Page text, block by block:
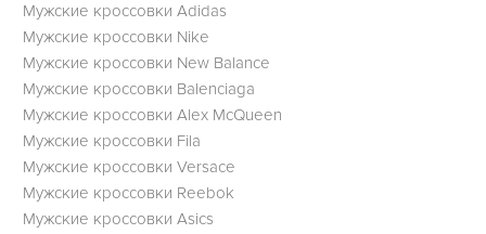
Мужские кроссовки Adidas
Мужские кроссовки Nike
Мужские кроссовки New Balance
Мужские кроссовки Balenciaga
Мужские кроссовки Alex McQueen
Мужские кроссовки Fila
Мужские кроссовки Versace
Мужские кроссовки Reebok
Мужские кроссовки Asics